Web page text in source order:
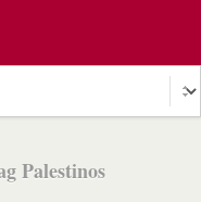
Palestinos